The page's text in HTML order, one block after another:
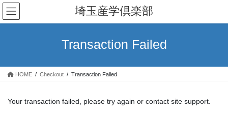
コ
ン
テ
ス
ナ
ビ
ゲ
ン
埼玉産学倶楽部
Transaction Failed
HOME Checkout Transaction Failed
Your transaction failed, please try again or contact site support.